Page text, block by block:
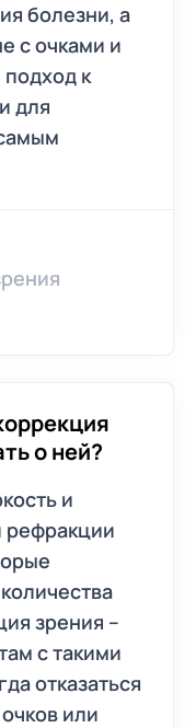
болезни, а
с очками и
к
для
о ней?
и
рефракции
зрения –
с такими
отказаться
или